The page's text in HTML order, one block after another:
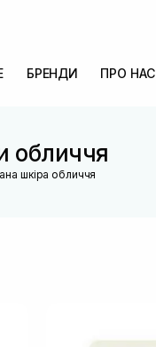
БРЕНДИ ПРО НАС
обличчя
шкіра обличчя